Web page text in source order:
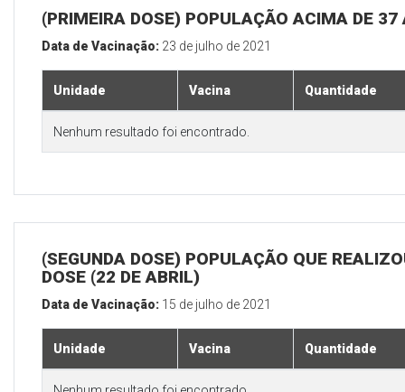
(PRIMEIRA DOSE) POPULAÇÃO ACIMA DE 37
Data de Vacinação: 23 de julho de 2021
Unidade Vacina Quantidade
Nenhum resultado foi encontrado.
(SEGUNDA DOSE) POPULAÇÃO QUE
DOSE (22 DE ABRIL)
Data de Vacinação: 15 de julho de 2021
Unidade Vacina Quantidade